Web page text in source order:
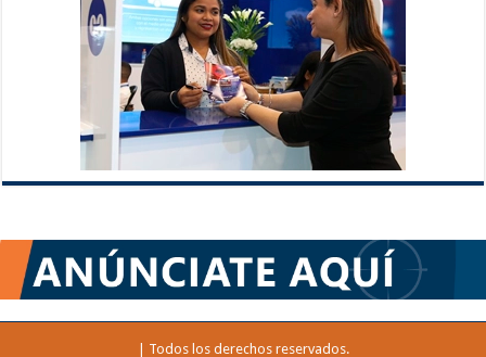
| Todos los derechos reservados.